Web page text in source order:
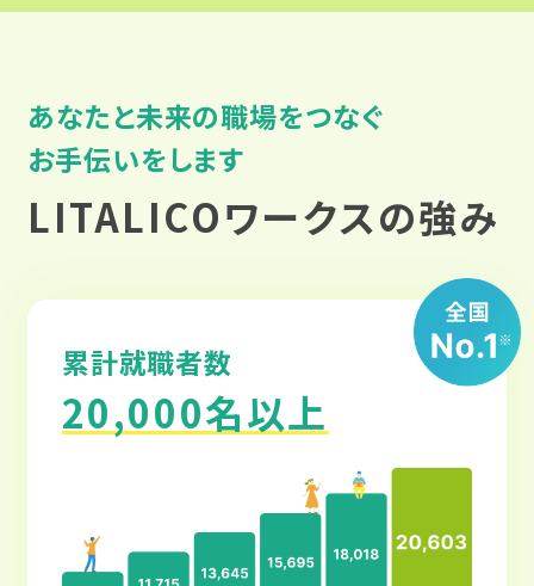
か？
フルタイム勤務ができるように体力をつ
けることです。また、自立に向けて、でき
ることをやっていこうと思います。
利用を検討している方へメッセージをお
願いします。
LITALICOワークスは「ありのままの自
分を知ることができる場所」。 一人で抱
え込まずに、たくさん発信してみてくださ
い。
かり確保できるように生活リズムを整え
きたので、現在は部屋の片付けを進めて
います。片付けが落ち着いたら、仕事の
ためにまた検定などにも挑戦したいと
考えています。
利用を検討している方へメッセージをお
願いします。
LITALICOワークスは「自分のことをもう
な仕事ができるのかわからない方、自分
の障害に困りごとのある方に、解決策を
一緒に考え、行動してくれる場所です。
活きていると思います。
働く前と働いた後で気持ちや生活の変
働く前と比べて「人の役に立てている」と
いう実感が湧くようになりました。 今後
の目標は、正社員になることです。
利用を検討している方へメッセージをお
願いします。
あなたと未来の職場をつなぐ
お手伝いをします
LITALICOワークスの強み
累計就職者数
20,000名以上